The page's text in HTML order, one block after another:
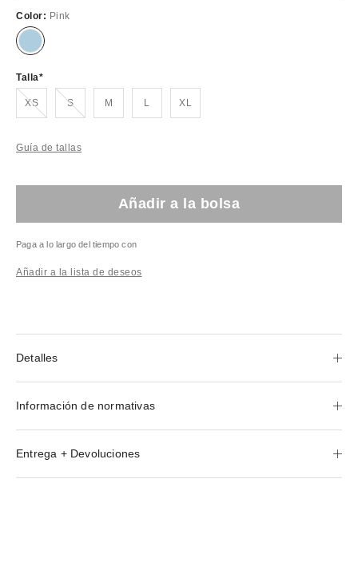
Color: Pink
Talla
XS¡Agotado!
S¡Agotado!
M L XL
Guía de tallas
Añadir a la bolsa
Paga a lo largo del tiempo con
Añadir a la lista de deseos
Detalles
Información de normativas
Entrega + Devoluciones